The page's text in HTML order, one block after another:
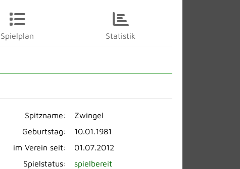
Spielplan Statistik
Spitzname:
Zwingel
Geburtstag:
10.01.1981
im Verein seit:
01.07.2012
Spielstatus:
spielbereit